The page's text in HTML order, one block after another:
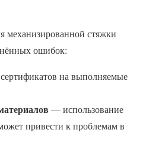
механизированной стяжки
ошибок:
на выполняемые
— использование
привести к проблемам в